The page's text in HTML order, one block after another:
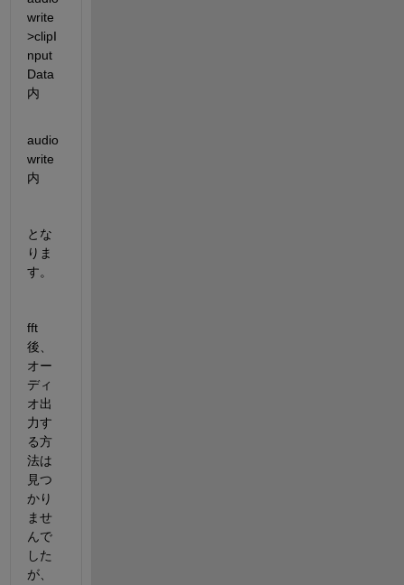
write
>clipI
nput
Data
内
audio
write
内
とな
りま
す。
fft
後、
オー
ディ
オ出
力す
る方
法は
見つ
かり
ませ
んで
した
が、